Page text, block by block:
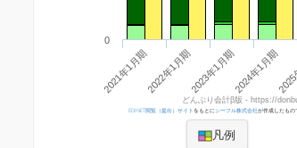
2021年1月期2022年1月期2023年1月期2024年1月期
0
どんぶり会計β版 - https://
EDINET閲覧（提出）サイト をもとにシーフル株式会社が作成したもの
凡例